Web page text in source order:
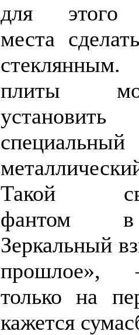
для этого
места
стеклянным.
плиты
специальный
Такой
фантом
Зеркальный
прошлое»,
только на
кажется